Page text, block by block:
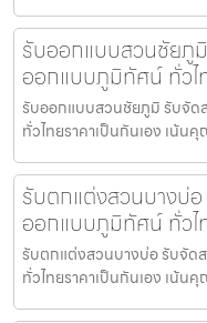
รับออกแบบสวนชัยภู
ออกแบบภูมิทัศน์ ทั่วไ
รับออกแบบสวนชัยภูมิ รับจั
ทั่วไทยราคาเป็นกันเอง เน้
รับตกแต่งสวนบางบ่
ออกแบบภูมิทัศน์ ทั่วไ
รับตกแต่งสวนบางบ่อ รับจั
ทั่วไทยราคาเป็นกันเอง เน้